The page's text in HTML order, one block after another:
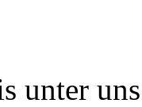
unter